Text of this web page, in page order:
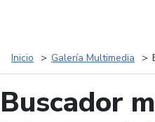
Inicio Galería Multimedia
Buscador